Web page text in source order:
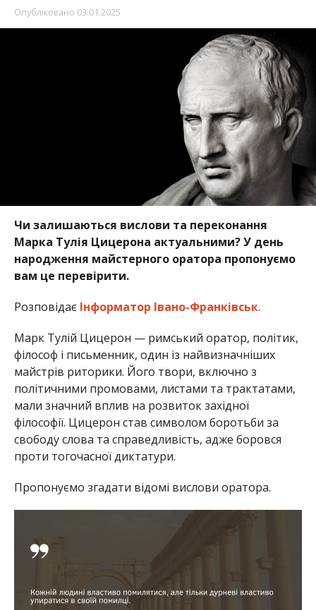
Опубліковано 03.01.2025
Чи залишаються вислови та переконання
Марка Тулія Цицерона актуальними? У день
народження майстерного оратора пропонуємо
вам це перевірити.
Розповідає Інформатор Івано-Франківськ.
Марк Тулій Цицерон — римський оратор, політик,
філософ і письменник, один із найвизначніших
майстрів риторики. Його твори, включно з
політичними промовами, листами та трактатами,
мали значний вплив на розвиток західної
філософії. Цицерон став символом боротьби за
свободу слова та справедливість, адже боровся
проти тогочасної диктатури.
Пропонуємо згадати відомі вислови оратора.